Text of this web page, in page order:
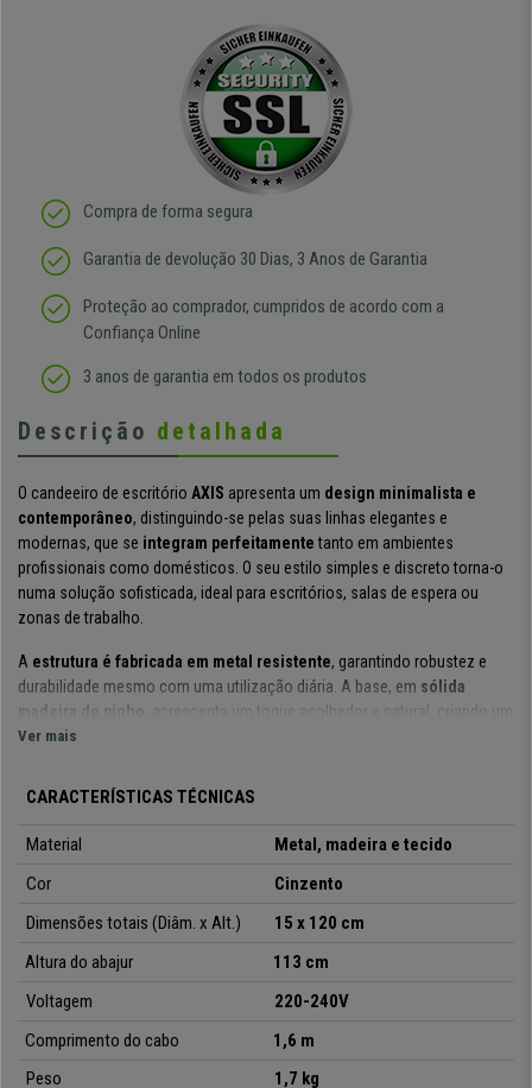
Compra de forma segura
Garantia de devolução 30 Dias, 3 Anos de Garantia
Proteção ao comprador, cumpridos de acordo com a
Confiança Online
3 anos de garantia em todos os produtos
Descrição detalhada
O candeeiro de escritório AXIS apresenta um design minimalista e
contemporâneo, distinguindo-se pelas suas linhas elegantes e
modernas, que se integram perfeitamentetanto em ambientes
profissionais como domésticos. O seu estilo simples e discreto torna-o
numa solução sofisticada, ideal para escritórios, salas de espera ou
zonas de trabalho.
A estrutura é fabricada em metal resistente, garantindo robustez e
durabilidade mesmo com uma utilização diária. A base, em sólida
madeira de pinho
, acrescenta um toque acolhedor e natural, criando um
contraste harmonioso entre os materiais.
requintado e permite uma difusão uniforme da luz. Está equipado com
estão incluídas, permitindo-lhe escolher a intensidade e a tonalidade de
luz mais adequadas ao seu espaço.
Para maior estabilidade e segurança, a base inclui um prático
firmemente no lugar, reduzindo o risco de deslocações acidentais e
protegendo as superfícies contra riscos ou marcas
Pensado para uma utilização prática no dia a dia, este candeeiro dispõe
ainda de um
cómodo interruptor de pé , que permite ligar e desligar a luz
Ver mais
CARACTERÍSTICAS TÉCNICAS
Material
Metal, madeira e tecido
Cor
Cinzento
Dimensões totais (Diâm. x Alt.)
15 x 120 cm
Altura do abajur
113 cm
Voltagem
220-240V
Comprimento do cabo
1,6 m
Peso
1,7 kg